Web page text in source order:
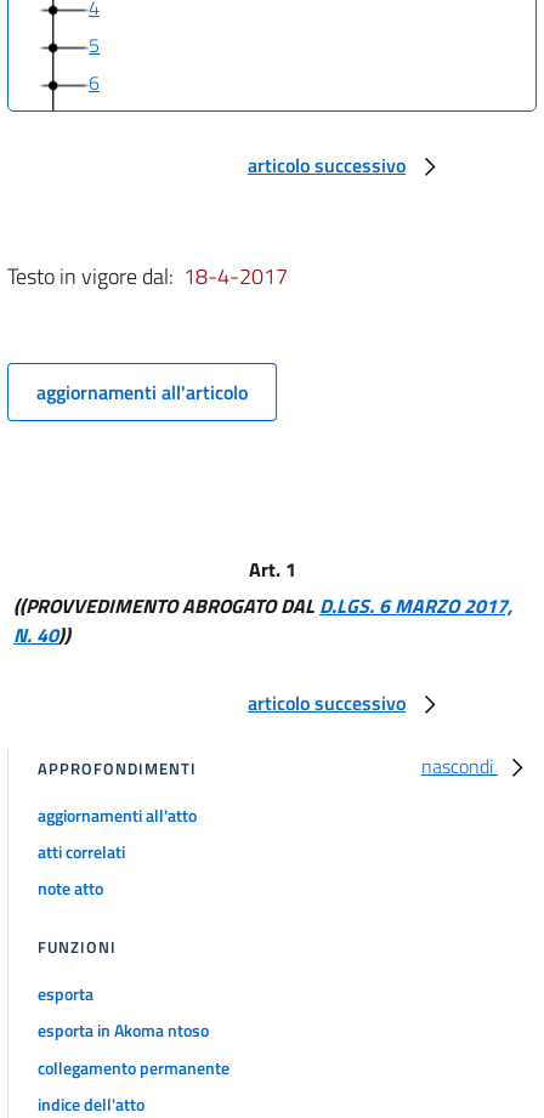
4
5
6
7
11
14
articolo successivo
Testo in vigore dal: 18-4-2017
aggiornamenti all'articolo
Art. 1
((PROVVEDIMENTO ABROGATO DAL D.LGS. 6 MARZO 2017,
N. 40))
articolo successivo
nascondi
APPROFONDIMENTI
aggiornamenti all'atto
atti correlati
note atto
FUNZIONI
esporta
esporta in Akoma ntoso
collegamento permanente
indice dell'atto